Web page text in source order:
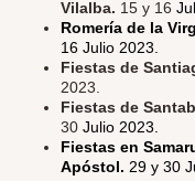
Vilalba. 15 y 16
Romería de la
16 Julio 2023.
Fiestas de
2023.
Fiestas de
30 Julio 2023.
Fiestas en
Apóstol. 29 y 30